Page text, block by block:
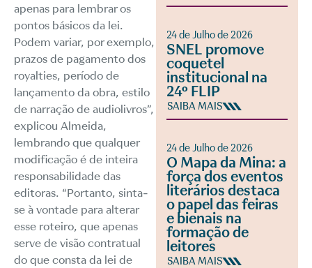
apenas para lembrar os
pontos básicos da lei.
Podem variar, por exemplo,
prazos de pagamento dos
royalties, período de
lançamento da obra, estilo
de narração de audiolivros”,
explicou Almeida,
lembrando que qualquer
modificação é de inteira
responsabilidade das
editoras. “Portanto, sinta-
se à vontade para alterar
esse roteiro, que apenas
serve de visão contratual
do que consta da lei de
24 de Julho de 2026
SNEL promove
coquetel
institucional na
24º FLIP
SAIBA MAIS
24 de Julho de 2026
O Mapa da Mina: a
força dos eventos
literários destaca
o papel das feiras
e bienais na
formação de
leitores
SAIBA MAIS